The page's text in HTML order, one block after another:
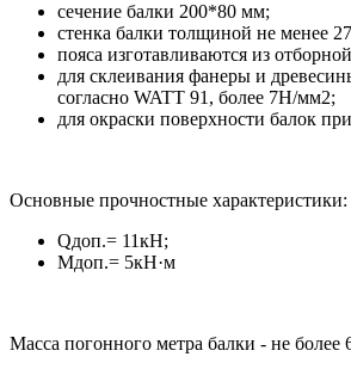
сечение балки 200*80 мм;
стенка балки толщиной не менее
пояса изготавливаются из
для склеивания фанеры и
согласно WATT 91, более 7Н/мм2;
для окраски поверхности балок
Основные прочностные характеристики:
Qдоп.= 11кН;
Мдоп.= 5кН·м
Масса погонного метра балки - не более